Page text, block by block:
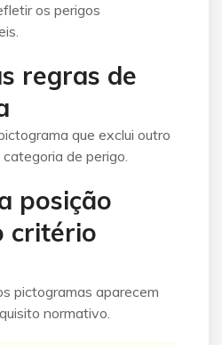
os perigos
regras de
que exclui outro
de perigo.
posição
critério
pictogramas aparecem
normativo.